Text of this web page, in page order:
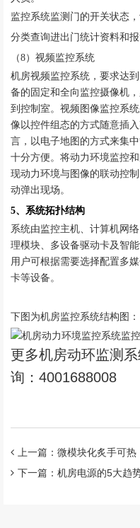
监控系统监测门的开关状态
分类查询进出门统计资料和
（8）视频监控系统
机房视频监控系统，要求达
备的固定和全向监控摄像机
到控制室。视频图像监控系
像以控件组态的方式随意插
言，以电子地图的方式来集
十分方便。将动力环境监控
现动力环境与图像的联动控
动弹出现场。
5、系统拓扑结构
系统由监控主机、计算机网
理模块、多设备驱动卡及智
用户可根据需要选择配置多
卡等设备。
下图为机房监控系统结构图：
更多机房动环监测
询：4001688008
上一篇：微模块化炙手可热，数据中心走
下一篇：机房电源的5大趋